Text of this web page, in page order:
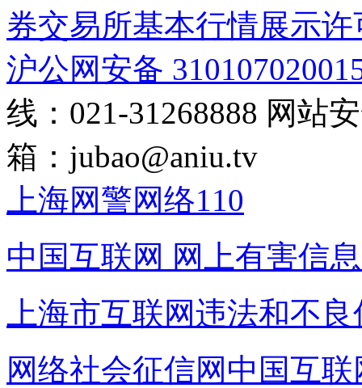
券交易所基本行情展示许
沪公网安备
线：021-31268888 网站
箱： jubao@aniu.tv
上海网警网络110
中国互联网 网上有害信
上海市互联网违法和不
网络社会征信网 中国互